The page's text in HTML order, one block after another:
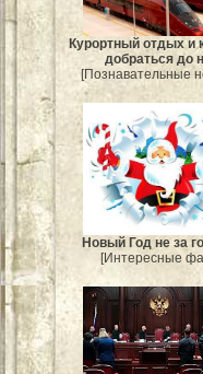
Курортный отдых и
добраться до
[Познавательные
Новый Год не за
[Интересные